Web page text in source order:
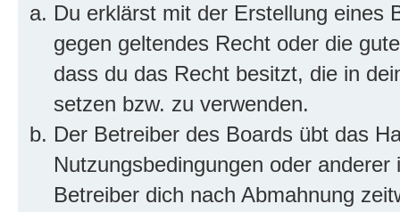
Du erklärst mit der Erstellung eines
gegen geltendes Recht oder die
dass du das Recht besitzt, die in
setzen bzw. zu verwenden.
Der Betreiber des Boards übt das
Nutzungsbedingungen oder
Betreiber dich nach Abmahnung